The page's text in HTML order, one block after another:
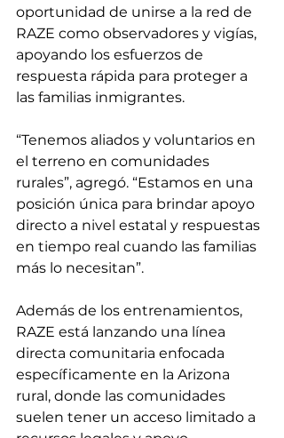
oportunidad de unirse a la red de
RAZE como observadores y vigías,
apoyando los esfuerzos de
respuesta rápida para proteger a
las familias inmigrantes.
“Tenemos aliados y voluntarios en
el terreno en comunidades
rurales”, agregó. “Estamos en una
posición única para brindar apoyo
directo a nivel estatal y respuestas
en tiempo real cuando las familias
más lo necesitan”.
Además de los entrenamientos,
RAZE está lanzando una línea
directa comunitaria enfocada
específicamente en la Arizona
rural, donde las comunidades
suelen tener un acceso limitado a